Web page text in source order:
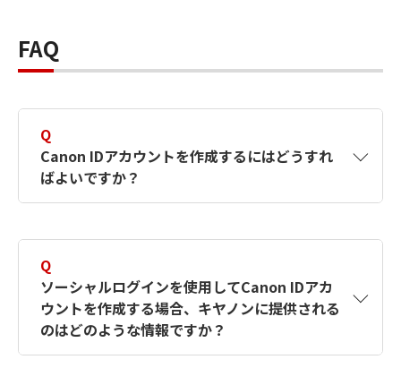
FAQ
Q
Canon IDアカウントを作成するにはどうすれ
ばよいですか？
す。詳しい作成方法は【カメラ】Canon IDとは
何ですか？Canon IDの作成方法は？をご確認く
ださい。
Q
ソーシャルログインを使用してCanon IDアカ
ウントを作成する場合、キヤノンに提供される
のはどのような情報ですか？